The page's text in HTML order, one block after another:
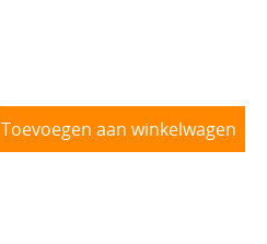
Toevoegen aan winkelwagen